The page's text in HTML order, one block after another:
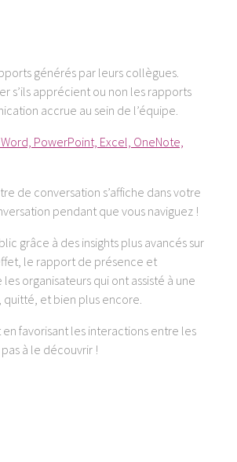
générés par leurs collègues.
s’ils apprécient ou non les rapports
accrue au sein de l’équipe.
PowerPoint, Excel, OneNote,
de conversation s’affiche dans votre
pendant que vous naviguez !
grâce à des insights plus avancés sur
le rapport de présence et
organisateurs qui ont assisté à une
et bien plus encore.
favorisant les interactions entre les
à le découvrir !